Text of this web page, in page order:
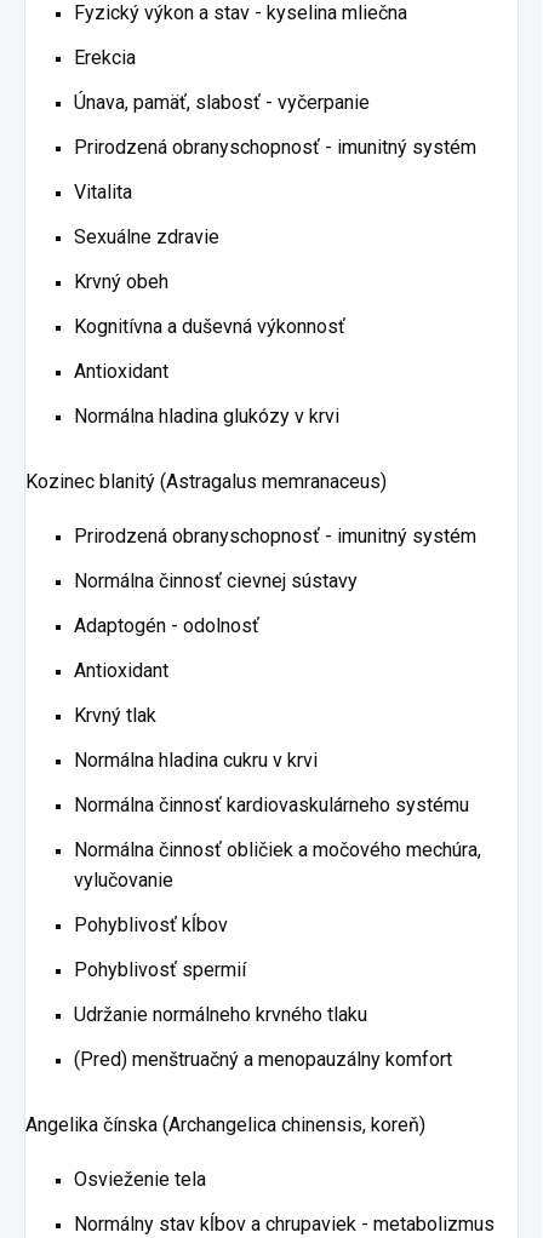
Fyzický výkon a stav - kyselina mliečna
Erekcia
Únava, pamäť, slabosť - vyčerpanie
Prirodzená obranyschopnosť - imunitný systém
Vitalita
Sexuálne zdravie
Krvný obeh
Kognitívna a duševná výkonnosť
Antioxidant
Normálna hladina glukózy v krvi
Kozinec blanitý (Astragalus memranaceus)
Prirodzená obranyschopnosť - imunitný systém
Normálna činnosť cievnej sústavy
Adaptogén - odolnosť
Antioxidant
Krvný tlak
Normálna hladina cukru v krvi
Normálna činnosť kardiovaskulárneho systému
Normálna činnosť obličiek a močového mechúra,
vylučovanie
Pohyblivosť kĺbov
Pohyblivosť spermií
Udržanie normálneho krvného tlaku
(Pred) menštruačný a menopauzálny komfort
Angelika čínska (Archangelica chinensis, koreň)
Osvieženie tela
Normálny stav kĺbov a chrupaviek - metabolizmus